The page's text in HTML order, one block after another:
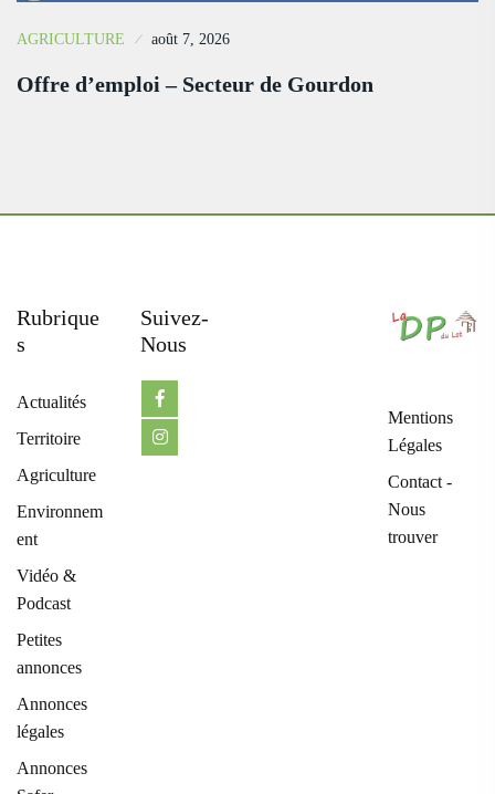
AGRICULTURE août 7, 2026
Offre d’emploi – Secteur de Gourdon
Rubrique
S
Actualités
Territoire
Agriculture
Environnem
ent
Vidéo &
Podcast
Petites
annonces
Annonces
légales
Annonces
Suivez-
Nous
Mentions
Légales
Contact -
Nous
trouver